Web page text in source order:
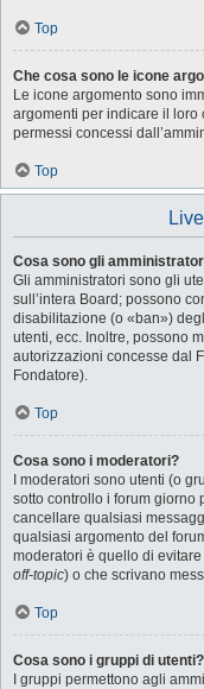
Top
Che cosa sono le icone
Le icone argomento sono
argomenti per indicare il
permessi concessi
Top
Cosa sono gli
Gli amministratori sono gli
sull’intera Board; possono
disabilitazione (o «ban»)
utenti, ecc. Inoltre, possono
autorizzazioni concesse dal
Fondatore).
Top
Cosa sono i moderatori?
I moderatori sono utenti (o
sotto controllo i forum giorno
cancellare qualsiasi
qualsiasi argomento del
moderatori è quello di
off-topic) o che scrivano
Top
Cosa sono i gruppi di utenti?
I gruppi permettono agli